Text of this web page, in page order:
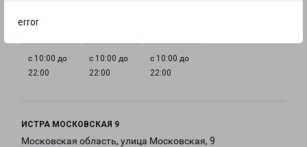
error
с 10:00 до
22:00
с 10:00 до
22:00
с 10:00 до
22:00
ИСТРА МОСКОВСКАЯ 9
Московская область, улица Московская, 9